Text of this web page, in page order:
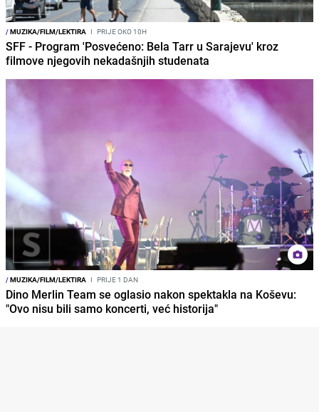
/MUZIKA/FILM/LEKTIRA I PRIJE OKO 10H
SFF - Program 'Posvećeno: Bela Tarr u Sarajevu' kroz
filmove njegovih nekadašnjih studenata
/MUZIKA/FILM/LEKTIRA I PRIJE 1 DAN
Dino Merlin Team se oglasio nakon spektakla na Koševu:
"Ovo nisu bili samo koncerti, već historija"